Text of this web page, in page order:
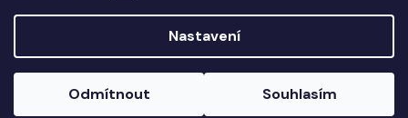
Nastavení
Odmítnout Souhlasím
Vytvořil Shoptet
Anque Media